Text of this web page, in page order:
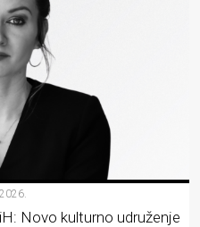
Novo kulturno udruženje